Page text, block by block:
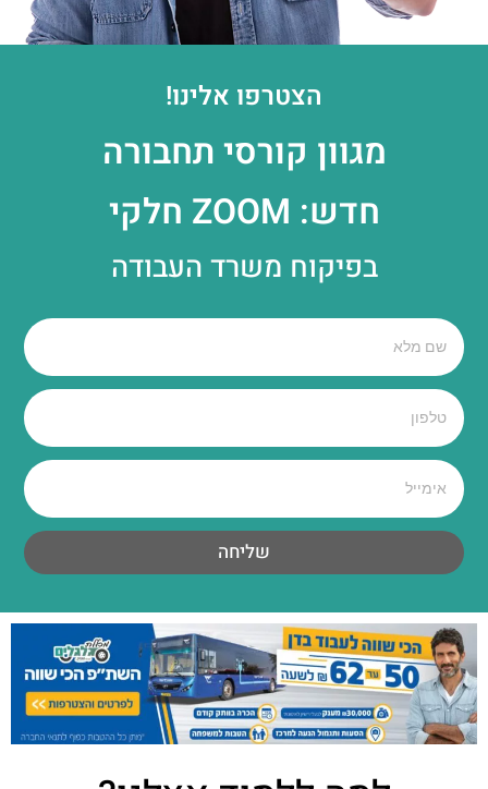
הצטרפו אלינו!
מגוון קורסי תחבורה
חדש: ZOOM חלקי
בפיקוח משרד העבודה
שליחה